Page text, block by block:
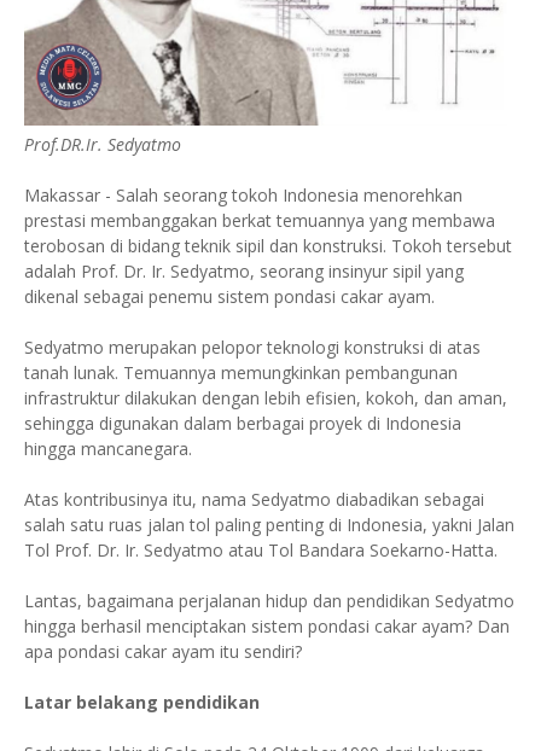
Prof.DR.Ir. Sedyatmo
Makassar - Salah seorang tokoh Indonesia menorehkan
prestasi membanggakan berkat temuannya yang membawa
terobosan di bidang teknik sipil dan konstruksi. Tokoh tersebut
adalah Prof. Dr. Ir. Sedyatmo, seorang insinyur sipil yang
dikenal sebagai penemu sistem pondasi cakar ayam.
Sedyatmo merupakan pelopor teknologi konstruksi di atas
tanah lunak. Temuannya memungkinkan pembangunan
infrastruktur dilakukan dengan lebih efisien, kokoh, dan aman,
sehingga digunakan dalam berbagai proyek di Indonesia
hingga mancanegara.
Atas kontribusinya itu, nama Sedyatmo diabadikan sebagai
salah satu ruas jalan tol paling penting di Indonesia, yakni Jalan
Tol Prof. Dr. Ir. Sedyatmo atau Tol Bandara Soekarno-Hatta.
Lantas, bagaimana perjalanan hidup dan pendidikan Sedyatmo
hingga berhasil menciptakan sistem pondasi cakar ayam? Dan
apa pondasi cakar ayam itu sendiri?
Latar belakang pendidikan